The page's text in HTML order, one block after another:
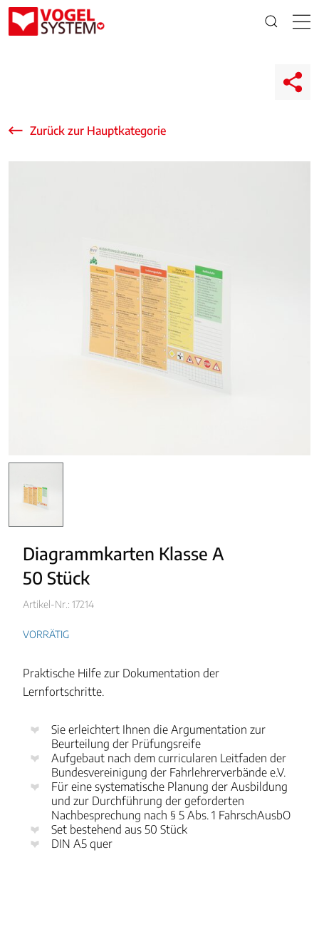
Zurück zur Hauptkategorie
Diagrammkarten Klasse A
50 Stück
Artikel-Nr.: 17214
VORRÄTIG
Praktische Hilfe zur Dokumentation der
Lernfortschritte.
Sie erleichtert Ihnen die Argumentation zur
Beurteilung der Prüfungsreife
Aufgebaut nach dem curricularen Leitfaden der
Bundesvereinigung der Fahrlehrerverbände e.V.
Für eine systematische Planung der Ausbildung
und zur Durchführung der geforderten
Nachbesprechung nach § 5 Abs. 1 FahrschAusbO
Set bestehend aus 50 Stück
DIN A5 quer